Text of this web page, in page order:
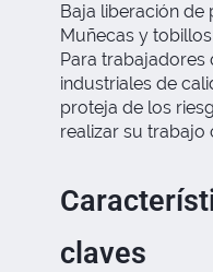
Baja liberación de
Muñecas y
Para trabajadores
industriales de
proteja de los
realizar su trabajo
claves